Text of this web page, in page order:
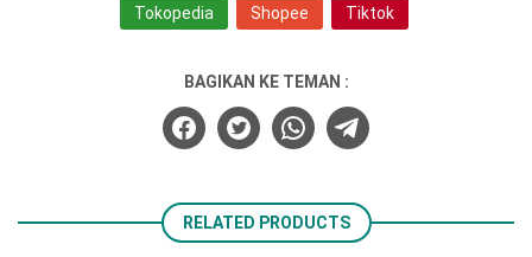
Tokopedia Shopee Tiktok
BAGIKAN KE TEMAN :
RELATED PRODUCTS